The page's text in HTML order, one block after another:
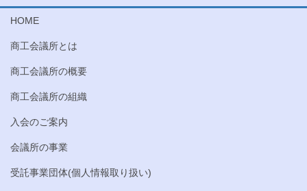
HOME
商工会議所とは
商工会議所の概要
商工会議所の組織
入会のご案内
会議所の事業
受託事業団体(個人情報取り扱い)